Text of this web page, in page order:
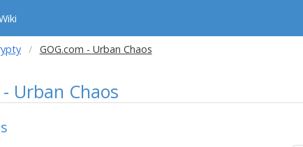
GOG.com - Urban Chaos
Urban Chaos